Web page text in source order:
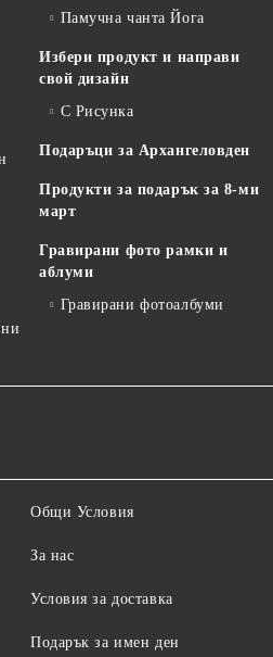
Памучна чанта Йога
Избери продукт и направи
свой дизайн
С Рисунка
Подаръци за Архангеловден
Продукти за подарък за 8-ми
март
Гравирани фото рамки и
аблуми
Гравирани фотоалбуми
Общи Условия
За нас
Условия за доставка
Подарък за имен ден